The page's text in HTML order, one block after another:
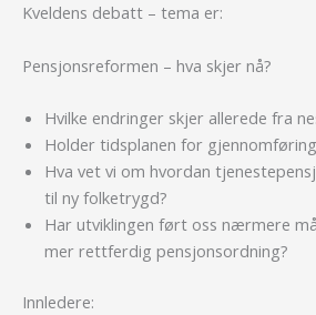
Kveldens debatt – tema er:
Pensjonsreformen – hva skjer nå?
Hvilke endringer skjer allerede fra
Holder tidsplanen for
Hva vet vi om hvordan
til ny folketrygd?
Har utviklingen ført oss nærmere
mer rettferdig pensjonsordning?
Innledere: